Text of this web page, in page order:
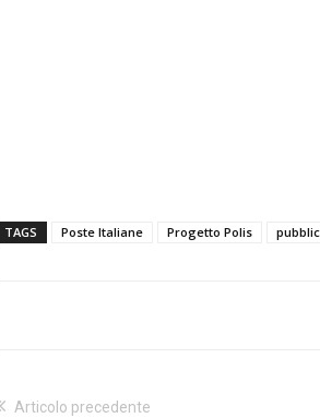
TAGS Poste Italiane Progetto Polis
Articolo precedente